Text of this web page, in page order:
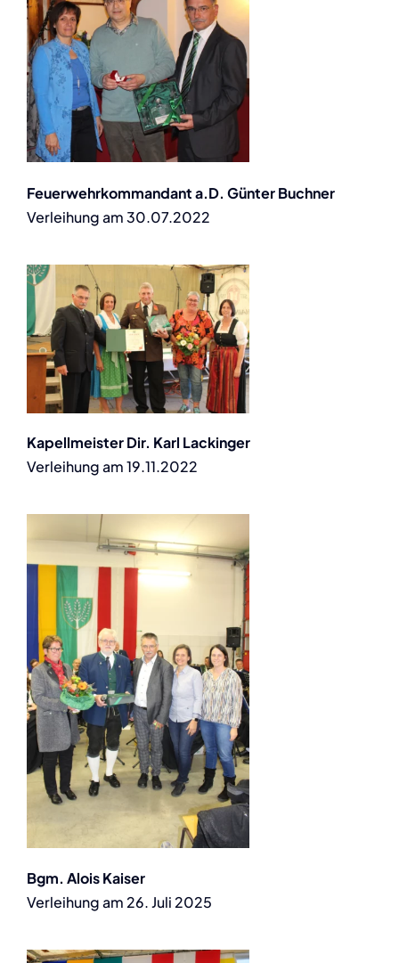
Feuerwehrkommandant a.D. Günter Buchner
Verleihung am 30.07.2022
Kapellmeister Dir. Karl Lackinger
Verleihung am 19.11.2022
Bgm. Alois Kaiser
Verleihung am 26. Juli 2025